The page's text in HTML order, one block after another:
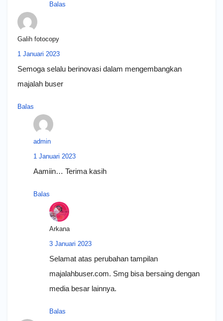
Balas
Galih fotocopy
1 Januari 2023
Semoga selalu berinovasi dalam mengembangkan
majalah buser
Balas
admin
1 Januari 2023
Aamiin… Terima kasih
Balas
Arkana
3 Januari 2023
Selamat atas perubahan tampilan
majalahbuser.com. Smg bisa bersaing dengan
media besar lainnya.
Balas